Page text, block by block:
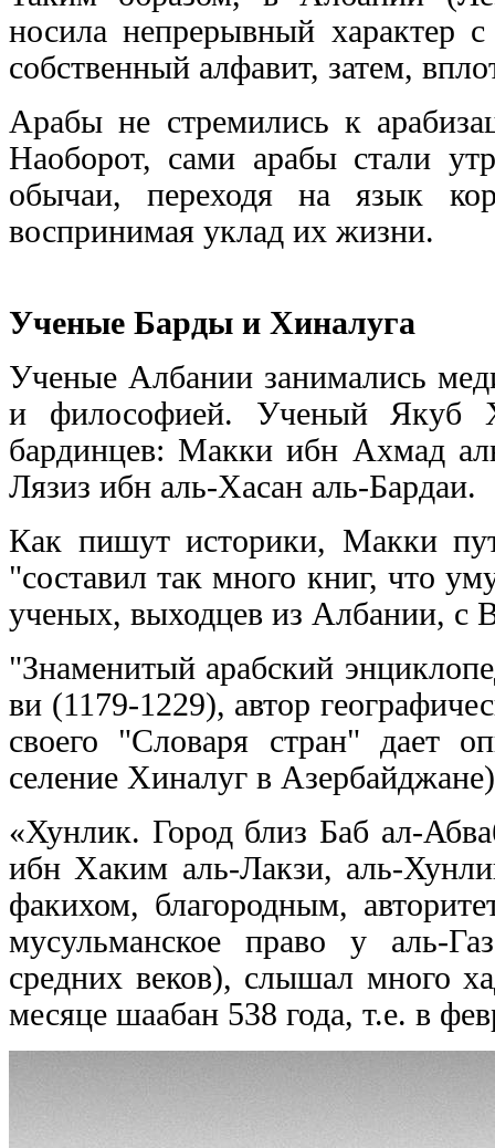
носила непрерывный характер
собственный алфавит, затем,
Арабы не стремились к
Наоборот, сами арабы стали
обычаи, переходя на язык
воспринимая уклад их жизни.
Ученые Барды и Хиналуга
Ученые Албании занимались
и философией. Ученый Якуб
бардинцев: Макки ибн Ахмад
Лязиз ибн аль-Хасан аль-Бардаи.
Как пишут историки, Макки
"составил так много книг, что
ученых, выходцев из Албании, с
"Знаменитый арабский
ви (1179-1229), автор
своего "Словаря стран" дает
селение Хиналуг в
«Хунлик. Город близ Баб ал-
ибн Хаким аль-Лакзи, аль-
факихом, благородным,
мусульманское право у аль-
средних веков), слышал много
месяце шаабан 538 года, т.е. в